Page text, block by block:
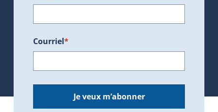
Courriel*
Je veux m’abonner